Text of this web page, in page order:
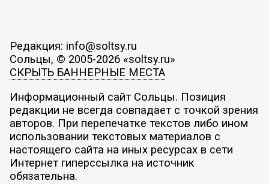
Редакция: info@soltsy.ru
Сольцы, © 2005-2026 «soltsy.ru»
СКРЫТЬ БАННЕРНЫЕ МЕСТА
Информационный сайт Сольцы. Позиция
редакции не всегда совпадает с точкой зрения
авторов. При перепечатке текстов либо ином
использовании текстовых материалов с
настоящего сайта на иных ресурсах в сети
Интернет гиперссылка на источник
обязательна.